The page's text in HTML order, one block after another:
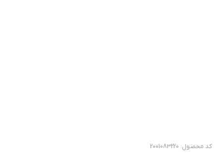
کد محصول: 2001083220